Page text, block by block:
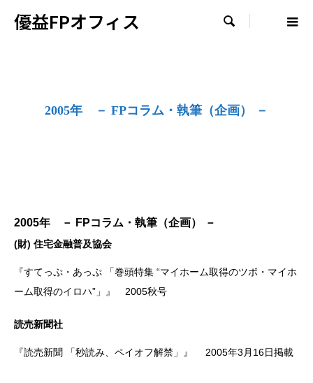
優益FPオフィス 
2005年 － FPコラム・執筆（企画） －
2005年 － FPコラム・執筆（企画） －
(財) 住宅金融普及協会
『すてっぷ・あっぷ 「巻頭特集 “マイホーム取得のツボ・マイホ
ーム取得のイロハ”」』 2005秋号
読売新聞社
『読売新聞 「秒読み、ペイオフ解禁」』 2005年3月16日掲載